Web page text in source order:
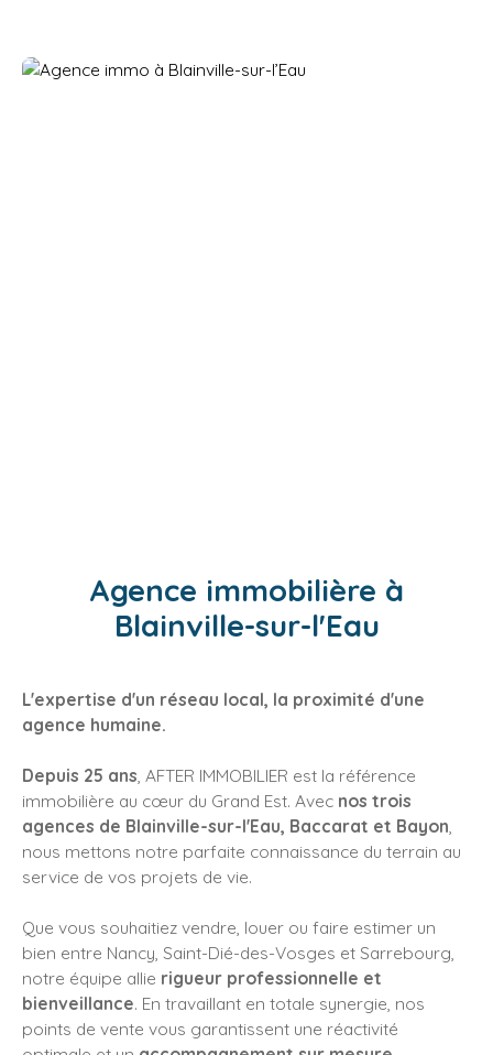
Agence immobilière à
Blainville-sur-l'Eau
L'expertise d'un réseau local, la proximité d'une
agence humaine.
Depuis 25 ans, AFTER IMMOBILIER est la référence
immobilière au cœur du Grand Est. Avec nos trois
agences de Blainville-sur-l'Eau, Baccarat et Bayon,
nous mettons notre parfaite connaissance du terrain au
service de vos projets de vie.
Que vous souhaitiez vendre, louer ou faire estimer un
bien entre Nancy, Saint-Dié-des-Vosges et Sarrebourg,
notre équipe allie rigueur professionnelle et
bienveillance. En travaillant en totale synergie, nos
points de vente vous garantissent une réactivité